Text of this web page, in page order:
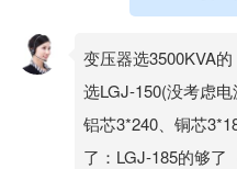
变压器选3500KVA
选LGJ-150(没考虑
铝芯3*240、铜芯
了：LGJ-185的够了